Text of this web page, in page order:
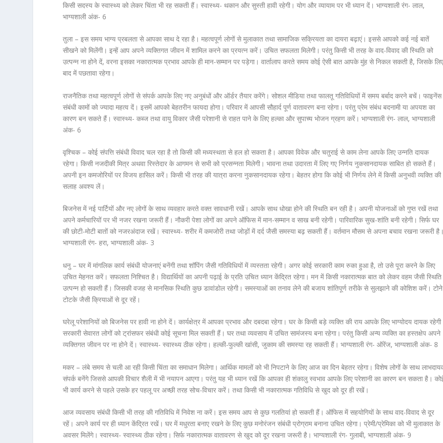
किसी सदस्य के स्वास्थ्य को लेकर चिंता भी रह सकती हैं। स्वास्थ्य- थकान और सुस्ती हावी रहेगी। योग और व्यायाम पर भी ध्यान दें। भाग्यशाली रंग- लाल,
भाग्यशाली अंक- 6
तुला – इस समय भाग्य प्रबलता से आपका साथ दे रहा है। महत्वपूर्ण लोगों से मुलाकात तथा सामाजिक सक्रियता का दायरा बढ़ाएं। इससे आपको कई नई बातें
सीखने को मिलेंगी। इन्हें आप अपने व्यक्तिगत जीवन में शामिल करने का प्रयत्न करें। उचित सफलता मिलेगी। परंतु किसी भी तरह के वाद-विवाद की स्थिति को
उत्पन्न ना होने दें, वरना इसका नकारात्मक प्रभाव आपके ही मान-सम्मान पर पड़ेगा। वार्तालाप करते समय कोई ऐसी बात आपके मुंह से निकल सकती है, जिसके
बाद में पछतावा रहेगा।
राजनैतिक तथा महत्वपूर्ण लोगों से संपर्क आपके लिए नए अनुबंधों और ऑर्डर तैयार करेंगे। सोशल मीडिया तथा फालतू गतिविधियों में समय बर्बाद करने बचें। फाइनेंस
संबंधी कामों को ज्यादा महत्व दें। इसमें आपको बेहतरीन फायदा होगा। परिवार में आपसी सौहार्द पूर्ण वातावरण बना रहेगा। परंतु प्रेम संबंध बदनामी या अपयश का
कारण बन सकते हैं। स्वास्थ्य- कब्ज तथा वायु विकार जैसी परेशानी से राहत पाने के लिए हल्का और सुपाच्य भोजन ग्रहण करें। भाग्यशाली रंग- लाल, भाग्यशाली
अंक- 6
वृश्चिक – कोई संपत्ति संबंधी विवाद चल रहा है तो किसी की मध्यस्थता से हल हो सकता है। आपका विवेक और चतुराई से काम लेना आपके लिए उन्नति दायक
रहेगा। किसी नजदीकी मित्र अथवा रिस्तेदार के आगमन से सभी को प्रसन्नता मिलेगी। भावना तथा उदारता में लिए गए निर्णय नुकसानदायक साबित हो सकते हैं।
अपनी इन कमजोरियों पर विजय हासिल करें। किसी भी तरह की यात्रा करना नुकसानदायक रहेगा। बेहतर होगा कि कोई भी निर्णय लेने में किसी अनुभवी व्यक्ति की
सलाह अवश्य लें।
बिजनेस में नई पार्टियों और नए लोगों के साथ व्यवहार करते वक्त सावधानी रखें। आपके साथ धोखा होने की स्थिति बन रही है। अपनी योजनाओं को गुप्त रखें तथा
अपने कर्मचारियों पर भी नजर रखना जरूरी हैं। नौकरी पेशा लोगों का अपने ऑफिस में मान-सम्मान व साख बनी रहेगी। पारिवारिक सुख-शांति बनी रहेगी। सिर्फ घर
की छोटी-मोटी बातों को नजरअंदाज रखें। स्वास्थ्य- शरीर में कमजोरी तथा जोड़ों में दर्द जैसी समस्या बढ़ सकती हैं। वर्तमान मौसम से अपना बचाव रखना जरूरी
भाग्यशाली रंग- हरा, भाग्यशाली अंक- 3
धनु – घर में मांगलिक कार्य संबंधी योजनाएं बनेंगी तथा शॉपिंग जैसी गतिविधियों में व्यस्तता रहेगी। अगर कोई सरकारी काम रुका हुआ है, तो उसे पूरा करने के लिए
उचित मेहनत करें। सफलता निश्चित है। विद्यार्थियों का अपनी पढ़ाई के प्रति उचित ध्यान केंद्रित रहेगा। मन में किसी नकारात्मक बात को लेकर वहम जैसी स्थिति
उत्पन्न हो सकती हैं। जिसकी वजह से मानसिक स्थिति कुछ डावांडोल रहेगी। समस्याओं का तनाव लेने की बजाय शांतिपूर्ण तरीके से सुलझाने की कोशिश करें।
टोटके जैसी क्रियाओं से दूर रहें।
घरेलू परेशानियों को बिजनेस पर हावी ना होने दें। कार्यक्षेत्र में आपका प्रभाव और दबदबा रहेगा। घर के किसी बड़े व्यक्ति की राय आपके लिए भाग्योदय दायक
सरकारी सेवारत लोगों को ट्रांसफर संबंधी कोई सूचना मिल सकती हैं। घर तथा व्यवसाय में उचित सामंजस्य बना रहेगा। परंतु किसी अन्य व्यक्ति का हस्तक्षेप अपने
व्यक्तिगत जीवन पर ना होने दें। स्वास्थ्य- स्वास्थ्य ठीक रहेगा। हल्की-फुल्की खांसी, जुकाम की समस्या रह सकती हैं। भाग्यशाली रंग- ऑरेंज, भाग्यशाली अंक- 8
मकर – लंबे समय से चली आ रही किसी चिंता का समाधान मिलेगा। आर्थिक मामलों को भी निपटाने के लिए आज का दिन बेहतर रहेगा। विशेष लोगों के साथ
संपर्क बनेंगे जिससे आपकी विचार शैली में भी नयापन आएगा। परंतु यह भी ध्यान रखें कि आपका ही शंकालु स्वभाव आपके लिए परेशानी का कारण बन सकता है।
भी कार्य करने से पहले उसके हर पहलू पर अच्छी तरह सोच-विचार करें। तथा किसी भी नकारात्मक गतिविधि से खुद को दूर ही रखें।
आज व्यवसाय संबंधी किसी भी तरह की गतिविधि में निवेश ना करें। इस समय आप से कुछ गलतियां हो सकती हैं। ऑफिस में सहयोगियों के साथ वाद-विवाद से दूर
रहें। अपने कार्य पर ही ध्यान केंद्रित रखें। घर में मधुरता बनाए रखने के लिए कुछ मनोरंजन संबंधी प्रोग्राम बनाना उचित रहेगा। प्रेमी/प्रेमिका को भी मुलाकात के
अवसर मिलेंगे। स्वास्थ्य- स्वास्थ्य ठीक रहेगा। सिर्फ नकारात्मक वातावरण से खुद को दूर रखना जरूरी है। भाग्यशाली रंग- गुलाबी, भाग्यशाली अंक- 9